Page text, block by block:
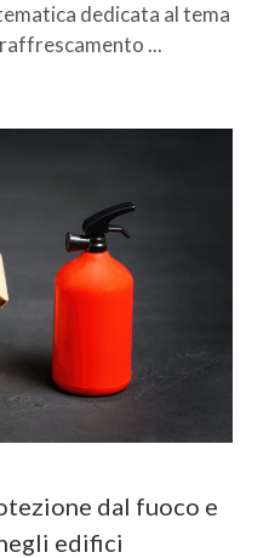
dedicata al tema
...
dal fuoco e
edifici